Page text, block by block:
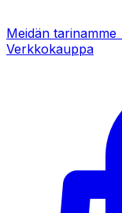
Meidän tarinamme
Verkkokauppa